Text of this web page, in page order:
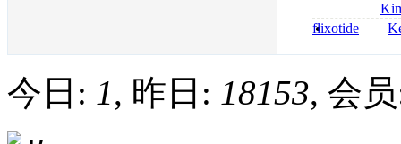
roxithromycin
sécurité
nolvadex
flixotide
今日: 1, 昨日: 18153, 会